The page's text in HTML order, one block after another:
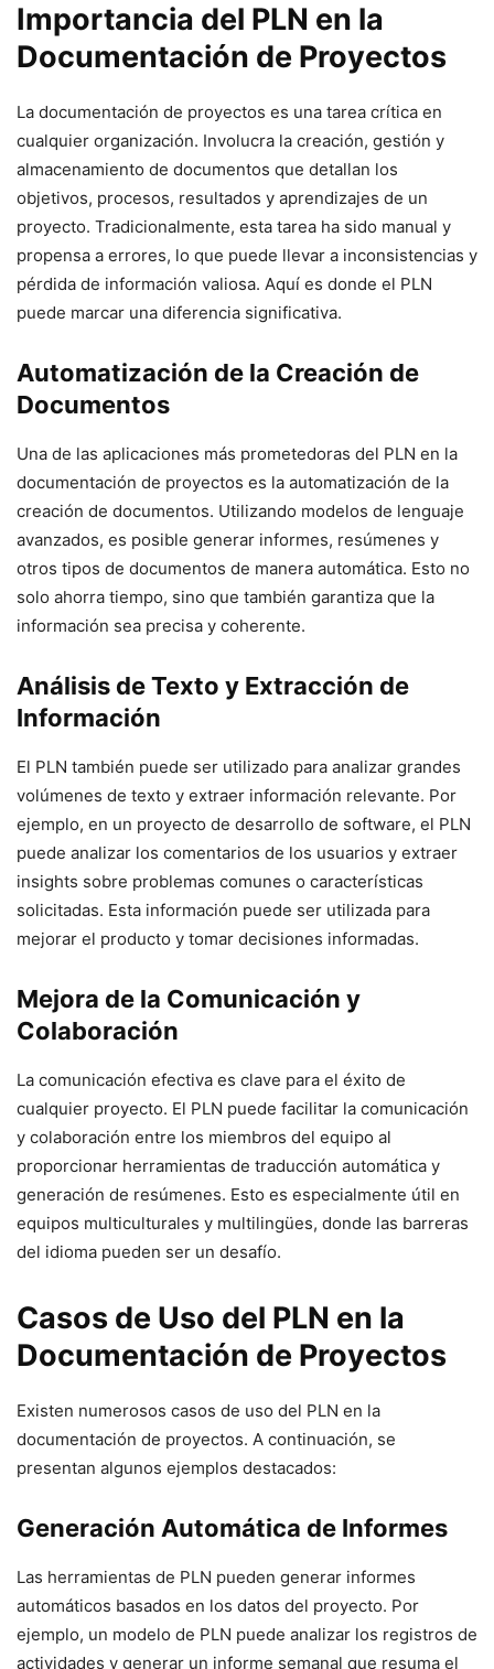
Importancia del PLN en la
Documentación de Proyectos
La documentación de proyectos es una tarea crítica en
cualquier organización. Involucra la creación, gestión y
almacenamiento de documentos que detallan los
objetivos, procesos, resultados y aprendizajes de un
proyecto. Tradicionalmente, esta tarea ha sido manual y
propensa a errores, lo que puede llevar a inconsistencias y
pérdida de información valiosa. Aquí es donde el PLN
puede marcar una diferencia significativa.
Automatización de la Creación de
Documentos
Una de las aplicaciones más prometedoras del PLN en la
documentación de proyectos es la automatización de la
creación de documentos. Utilizando modelos de lenguaje
avanzados, es posible generar informes, resúmenes y
otros tipos de documentos de manera automática. Esto no
solo ahorra tiempo, sino que también garantiza que la
información sea precisa y coherente.
Análisis de Texto y Extracción de
Información
El PLN también puede ser utilizado para analizar grandes
volúmenes de texto y extraer información relevante. Por
ejemplo, en un proyecto de desarrollo de software, el PLN
puede analizar los comentarios de los usuarios y extraer
insights sobre problemas comunes o características
solicitadas. Esta información puede ser utilizada para
mejorar el producto y tomar decisiones informadas.
Mejora de la Comunicación y
Colaboración
La comunicación efectiva es clave para el éxito de
cualquier proyecto. El PLN puede facilitar la comunicación
y colaboración entre los miembros del equipo al
proporcionar herramientas de traducción automática y
generación de resúmenes. Esto es especialmente útil en
equipos multiculturales y multilingües, donde las barreras
del idioma pueden ser un desafío.
Casos de Uso del PLN en la
Documentación de Proyectos
Existen numerosos casos de uso del PLN en la
documentación de proyectos. A continuación, se
presentan algunos ejemplos destacados:
Generación Automática de Informes
Las herramientas de PLN pueden generar informes
automáticos basados en los datos del proyecto. Por
ejemplo, un modelo de PLN puede analizar los registros de
actividades y generar un informe semanal que resuma el